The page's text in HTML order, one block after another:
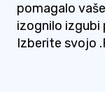
pomagalo
izognilo izgubi
Izberite svojo